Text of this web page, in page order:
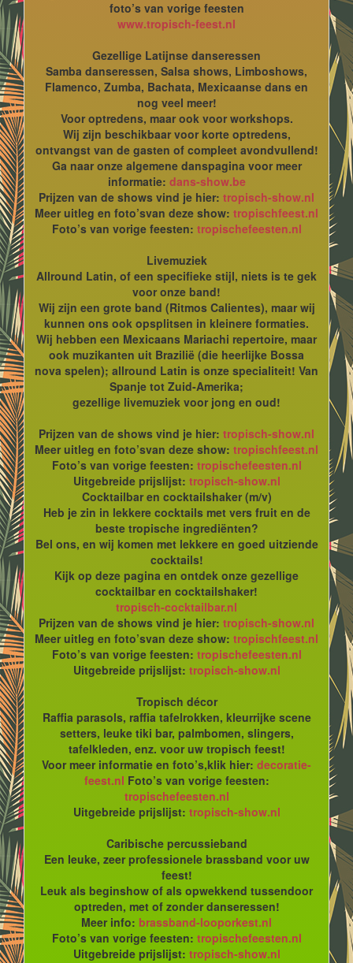
foto’s van vorige feesten
www.tropisch-feest.nl
Gezellige Latijnse danseressen
Samba danseressen, Salsa shows, Limboshows,
Flamenco, Zumba, Bachata, Mexicaanse dans en
nog veel meer!
Voor optredens, maar ook voor workshops.
Wij zijn beschikbaar voor korte optredens,
ontvangst van de gasten of compleet avondvullend!
Ga naar onze algemene danspagina voor meer
informatie: dans-show.be
Prijzen van de shows vind je hier: tropisch-show.nl
Meer uitleg en foto’svan deze show: tropischfeest.nl
Foto’s van vorige feesten: tropischefeesten.nl
Livemuziek
Allround Latin, of een specifieke stijl, niets is te gek
voor onze band!
Wij zijn een grote band (Ritmos Calientes), maar wij
kunnen ons ook opsplitsen in kleinere formaties.
Wij hebben een Mexicaans Mariachi repertoire, maar
ook muzikanten uit Brazilië (die heerlijke Bossa
nova spelen); allround Latin is onze specialiteit! Van
Spanje tot Zuid-Amerika;
gezellige livemuziek voor jong en oud!
Prijzen van de shows vind je hier: tropisch-show.nl
Meer uitleg en foto’svan deze show: tropischfeest.nl
Foto’s van vorige feesten: tropischefeesten.nl
Uitgebreide prijslijst: tropisch-show.nl
Cocktailbar en cocktailshaker (m/v)
Heb je zin in lekkere cocktails met vers fruit en de
beste tropische ingrediënten?
Bel ons, en wij komen met lekkere en goed uitziende
cocktails!
Kijk op deze pagina en ontdek onze gezellige
cocktailbar en cocktailshaker!
tropisch-cocktailbar.nl
Prijzen van de shows vind je hier: tropisch-show.nl
Meer uitleg en foto’svan deze show: tropischfeest.nl
Foto’s van vorige feesten: tropischefeesten.nl
Uitgebreide prijslijst: tropisch-show.nl
Tropisch décor
Raffia parasols, raffia tafelrokken, kleurrijke scene
setters, leuke tiki bar, palmbomen, slingers,
tafelkleden, enz. voor uw tropisch feest!
Voor meer informatie en foto’s,klik hier: decoratie-
feest.nl Foto’s van vorige feesten:
tropischefeesten.nl
Uitgebreide prijslijst: tropisch-show.nl
Caribische percussieband
Een leuke, zeer professionele brassband voor uw
feest!
Leuk als beginshow of als opwekkend tussendoor
optreden, met of zonder danseressen!
Meer info: brassband-looporkest.nl
Foto’s van vorige feesten: tropischefeesten.nl
Uitgebreide prijslijst: tropisch-show.nl